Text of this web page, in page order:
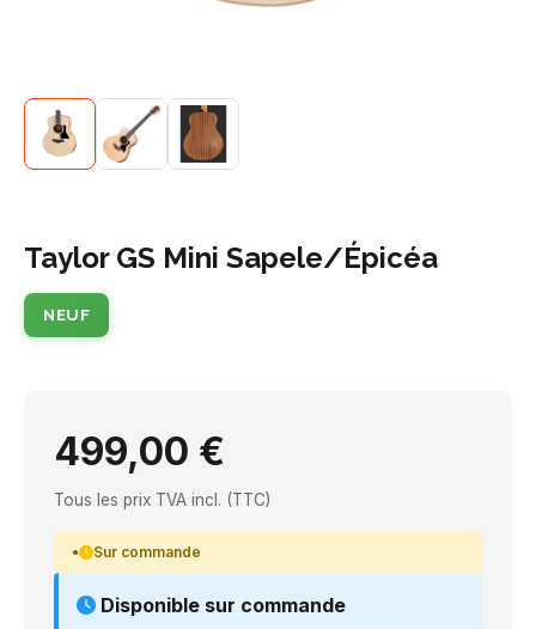
Taylor GS Mini Sapele/Épicéa
NEUF
499,00 €
Tous les prix TVA incl. (TTC)
Sur commande
Disponible sur commande